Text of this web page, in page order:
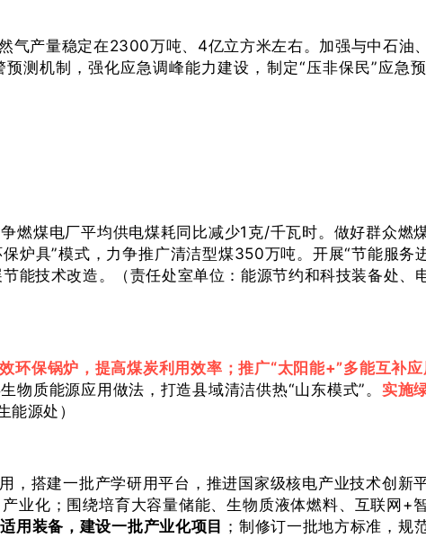
气产量稳定在2300万吨、4亿立方米左右。加强与中石油
机制，强化应急调峰能力建设，制定“压非保民”应急
燃煤电厂平均供电煤耗同比减少1克/千瓦时。做好群众燃
具”模式，力争推广清洁型煤350万吨。开展“节能服务
能技术改造。（责任处室单位：能源节约和科技装备处、
环保锅炉，提高煤炭利用效率；推广“太阳能+”多能互补
质能源应用做法，打造县域清洁供热“山东模式”。 实施
能源处）
，搭建一批产学研用平台，推进国家级核电产业技术创新
业化；围绕培育大容量储能、生物质液体燃料、互联网+
用装备，建设一批产业化项目 ；制修订一批地方标准，规